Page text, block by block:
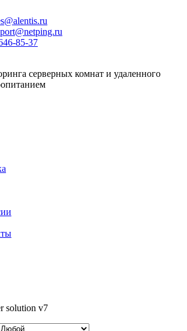
85-37
серверных комнат и удаленного
solution v7